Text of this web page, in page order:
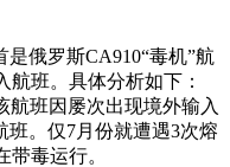
是俄罗斯CA910“毒机”航
班。具体分析如下：
航班因屡次出现境外输入
班。仅7月份就遭遇3次熔
带毒运行。